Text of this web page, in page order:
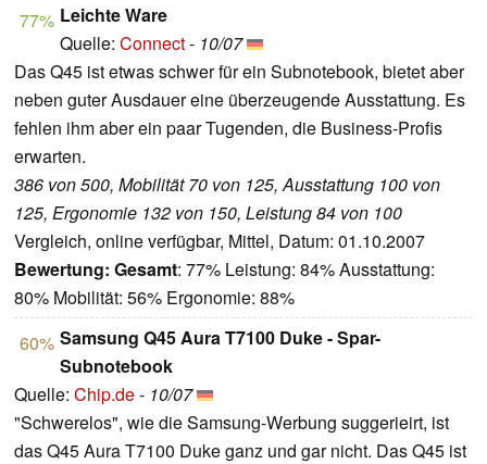
77% Leichte Ware
Quelle: Connect- 10/07
Das Q45 ist etwas schwer für ein Subnotebook, bietet aber
neben guter Ausdauer eine überzeugende Ausstattung. Es
fehlen ihm aber ein paar Tugenden, die Business-Profis
erwarten.
386 von 500, Mobilität 70 von 125, Ausstattung 100 von
125, Ergonomie 132 von 150, Leistung 84 von 100
Vergleich, online verfügbar, Mittel, Datum: 01.10.2007
Bewertung: Gesamt: 77% Leistung: 84% Ausstattung:
80% Mobilität: 56% Ergonomie: 88%
60% Samsung Q45 Aura T7100 Duke - Spar-
Subnotebook
Quelle: Chip.de- 10/07
"Schwerelos", wie die Samsung-Werbung suggerieirt, ist
das Q45 Aura T7100 Duke ganz und gar nicht. Das Q45 ist